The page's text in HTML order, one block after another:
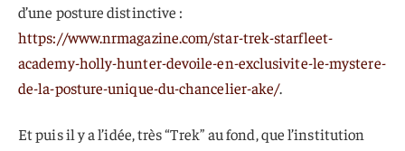
d’une posture distinctive :
https://www.nrmagazine.com/star-trek-starfleet-
academy-holly-hunter-devoile-en-exclusivite-le-mystere-
de-la-posture-unique-du-chancelier-ake/.
Et puis il y a l’idée, très “Trek” au fond, que l’institution